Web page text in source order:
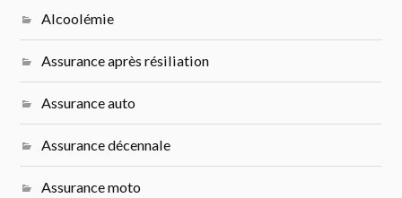
Alcoolémie
Assurance après résiliation
Assurance auto
Assurance décennale
Assurance moto